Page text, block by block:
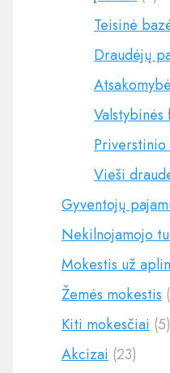
Teisinė
Draudėjų
Atsakomybė
Valstybinės
Vieši
Gyventojų
Nekilnojamojo
Mokestis už
Žemės mokestis
Kiti mokesčiai (5)
Akcizai (23)